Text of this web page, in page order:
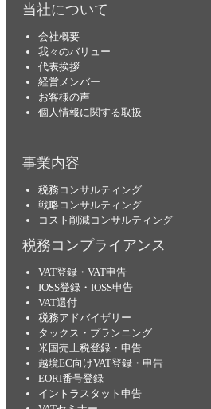
当社について
会社概要
我々のバリュー
代表挨拶
経営メンバー
お客様の声
個人情報に関する取扱
事業内容
税務コンサルティング
戦略コンサルティング
コスト削減コンサルティング
税務コンプライアンス
VAT登録・VAT申告
IOSS登録・IOSS申告
VAT還付
税務アドバイザリー
タックス・プランニング
米国売上税登録・申告
越境EC向けVAT登録・申告
EORI番号登録
イントラスタット申告